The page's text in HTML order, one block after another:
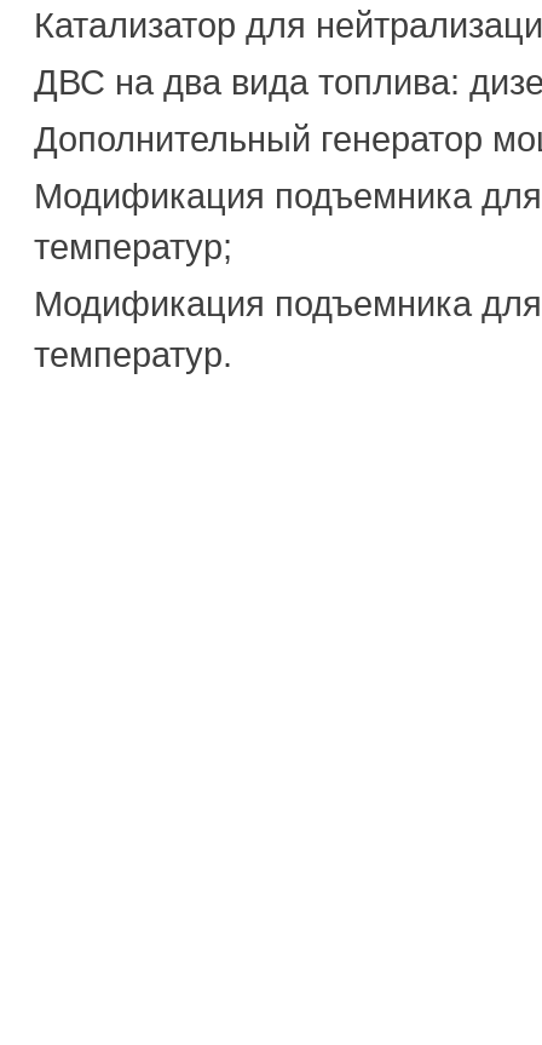
Катализатор для
ДВС на два вида топлива:
Дополнительный генератор
Модификация подъемника
температур;
Модификация подъемника
температур.